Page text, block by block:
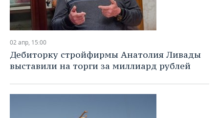
02 апр, 15:00
Дебиторку стройфирмы Анатолия Ливады
выставили на торги за миллиард рублей